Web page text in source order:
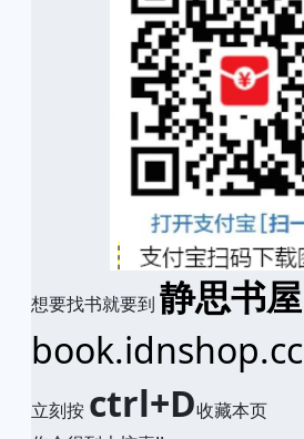
想要找书就要到 静思书屋
book.idnshop.cc
立刻按 ctrl+D收藏本页